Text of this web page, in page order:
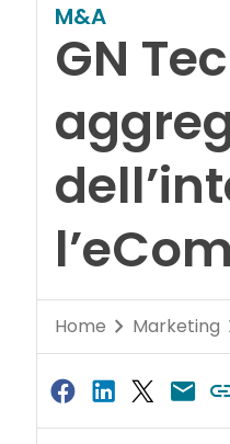
M&A
GN
Home Marketing